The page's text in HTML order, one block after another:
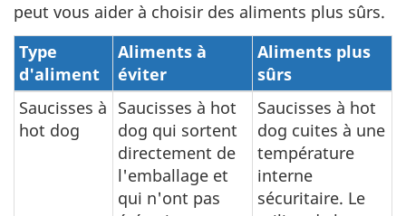
peut vous aider à choisir des aliments plus sûrs.
Type
d'aliment
Aliments à
éviter
Aliments plus
sûrs
Saucisses à
hot dog
Saucisses à hot
dog qui sortent
directement de
l'emballage et
qui n'ont pas
Saucisses à hot
dog cuites à une
température
interne
sécuritaire. Le